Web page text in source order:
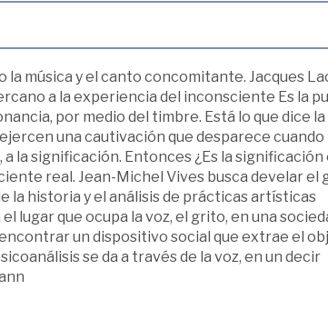
la música y el canto concomitante. Jacques
a la experiencia del inconsciente Es la
por medio del timbre. Está lo que dice la
una cautivación que desparece cuando
la significación. Entonces ¿Es la significación
real. Jean-Michel Vives busca develar el
la historia y el análisis de prácticas artísticas
lugar que ocupa la voz, el grito, en una
un dispositivo social que extrae el
se da a través de la voz, en un decir